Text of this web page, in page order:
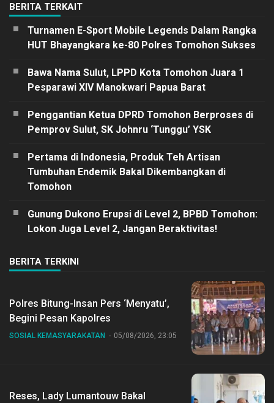
BERITA TERKAIT
Turnamen E-Sport Mobile Legends Dalam Rangka
HUT Bhayangkara ke-80 Polres Tomohon Sukses
Bawa Nama Sulut, LPPD Kota Tomohon Juara 1
Pesparawi XIV Manokwari Papua Barat
Penggantian Ketua DPRD Tomohon Berproses di
Pemprov Sulut, SK Johnru ‘Tunggu’ YSK
Pertama di Indonesia, Produk Teh Artisan
Tumbuhan Endemik Bakal Dikembangkan di
Tomohon
Gunung Dukono Erupsi di Level 2, BPBD Tomohon:
Lokon Juga Level 2, Jangan Beraktivitas!
BERITA TERKINI
Polres Bitung-Insan Pers ‘Menyatu’,
Begini Pesan Kapolres
SOSIAL KEMASYARAKATAN 05/08/2026, 23:05
Reses, Lady Lumantouw Bakal